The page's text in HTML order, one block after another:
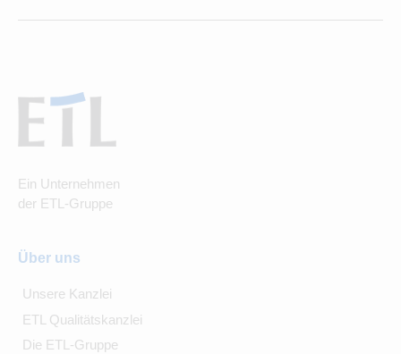
Ein Unternehmen
der ETL-Gruppe
Über uns
Unsere Kanzlei
ETL Qualitätskanzlei
Die ETL-Gruppe